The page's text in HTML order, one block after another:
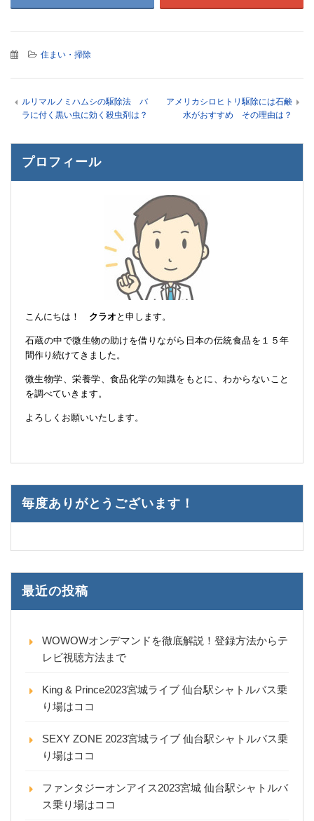
住まい・掃除
ルリマルノミハムシの駆除法 バ
ラに付く黒い虫に効く殺虫剤は？
アメリカシロヒトリ駆除には石鹸
水がおすすめ その理由は？
プロフィール
こんにちは！ クラオ と申します。
石蔵の中で微生物の助けを借りながら日本の伝統食品を１５年
間作り続けてきました。
微生物学、栄養学、食品化学の知識をもとに、わからないこと
を調べていきます。
よろしくお願いいたします。
毎度ありがとうございます！
最近の投稿
WOWOWオンデマンドを徹底解説！登録方法からテ
レビ視聴方法まで
King & Prince2023宮城ライブ 仙台駅シャトルバス乗
り場はココ
SEXY ZONE 2023宮城ライブ 仙台駅シャトルバス乗
り場はココ
ファンタジーオンアイス2023宮城 仙台駅シャトルバ
ス乗り場はココ